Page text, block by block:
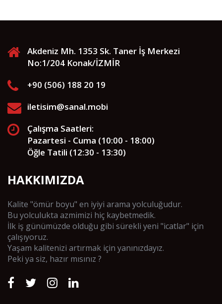
Akdeniz Mh. 1353 Sk. Taner İş Merkezi
No:1/204 Konak/İZMİR
+90 (506) 188 20 19
iletisim@sanal.mobi
Çalışma Saatleri:
Pazartesi - Cuma (10:00 - 18:00)
Öğle Tatili (12:30 - 13:30)
HAKKIMIZDA
Kalite "ömür boyu" en iyiyi arama yolculuğudur.
Bu yolculukta azmimizi hiç kaybetmedik.
İlk iş günümüzde olduğu gibi sürekli yeni "icatlar" için
çalışıyoruz.
Yaşam kalitenizi artırmak için yanınızdayız.
Peki ya siz, hazır mısınız ?